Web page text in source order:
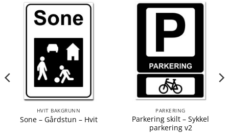
HVIT BAKGRUNN
Sone – Gårdstun – Hvit
PARKERING
Parkering skilt – Sykkel
parkering v2